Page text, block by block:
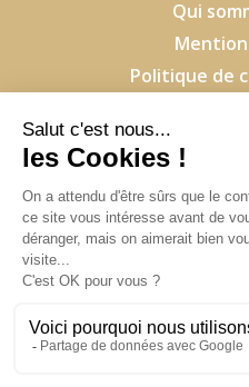
Qui
Politique de